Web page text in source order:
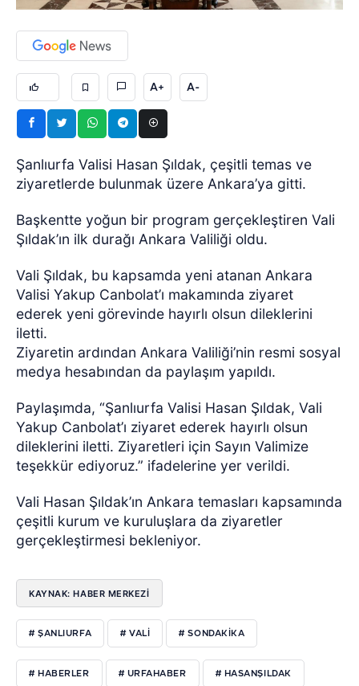
A+ A-
Şanlıurfa Valisi Hasan Şıldak, çeşitli temas ve
ziyaretlerde bulunmak üzere Ankara’ya gitti.
Başkentte yoğun bir program gerçekleştiren Vali
Şıldak’ın ilk durağı Ankara Valiliği oldu.
Vali Şıldak, bu kapsamda yeni atanan Ankara
Valisi Yakup Canbolat’ı makamında ziyaret
ederek yeni görevinde hayırlı olsun dileklerini
iletti.
Ziyaretin ardından Ankara Valiliği’nin resmi sosyal
medya hesabından da paylaşım yapıldı.
Paylaşımda, “Şanlıurfa Valisi Hasan Şıldak, Vali
Yakup Canbolat’ı ziyaret ederek hayırlı olsun
dileklerini iletti. Ziyaretleri için Sayın Valimize
teşekkür ediyoruz.” ifadelerine yer verildi.
Vali Hasan Şıldak’ın Ankara temasları kapsamında
çeşitli kurum ve kuruluşlara da ziyaretler
gerçekleştirmesi bekleniyor.
KAYNAK: HABER MERKEZI
# ŞANLIURFA # VALI # SONDAKIKA
# HABERLER # URFAHABER # HASANŞILDAK